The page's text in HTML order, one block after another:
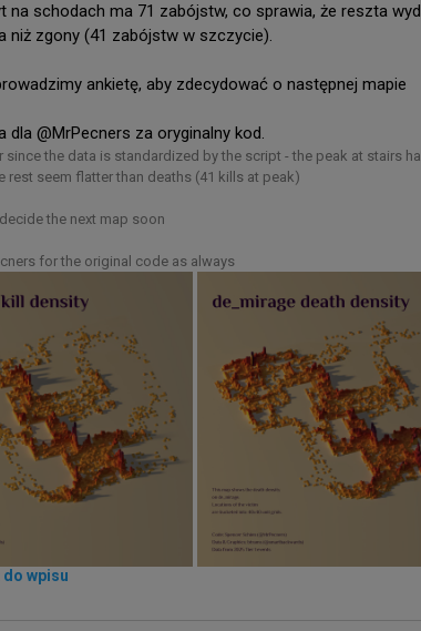
nie do końca poradził sobie w Paryżu
na schodach ma 71 zabójstw, co sprawia, że reszta
niż zgony (41 zabójstw w szczycie).
ankietę, aby zdecydować o następnej mapie
dla @MrPecners za oryginalny kod.
since the data is standardized by the script - the peak at stairs
rest seem flatter than deaths (41 kills at peak)
the next map soon
for the original code as always
do wpisu